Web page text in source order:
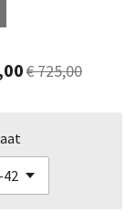
€ 725,00